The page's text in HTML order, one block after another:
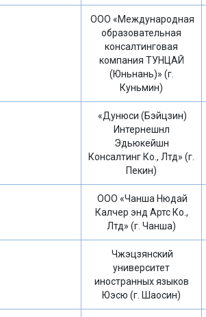
ООО «Международная
образовательная
консалтинговая
компания ТУНЦАЙ
(Юньнань)» (г.
Куньмин)
«Дунюси (Бэйцзин)
Интернешнл
Эдьюкейшн
Консалтинг Ко., Лтд» (г.
Пекин)
ООО «Чанша Нюдай
Калчер энд Артс Ко.,
Лтд» (г. Чанша)
Чжэцзянский
университет
иностранных языков
Юэсю (г. Шаосин)